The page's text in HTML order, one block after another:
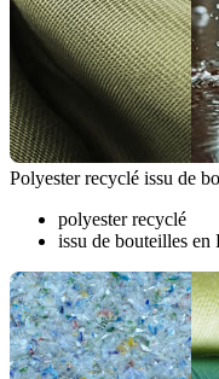
Polyester recyclé issu de
polyester recyclé
issu de bouteilles en